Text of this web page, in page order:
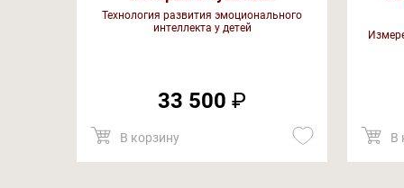
Технология развития эмоционального
интеллекта у детей
33 500 ₽
В корзину В